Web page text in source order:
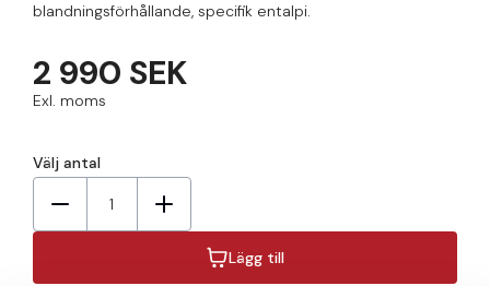
blandningsförhållande, specifik entalpi.
2 990 SEK
Exl. moms
Välj antal
1
Lägg till